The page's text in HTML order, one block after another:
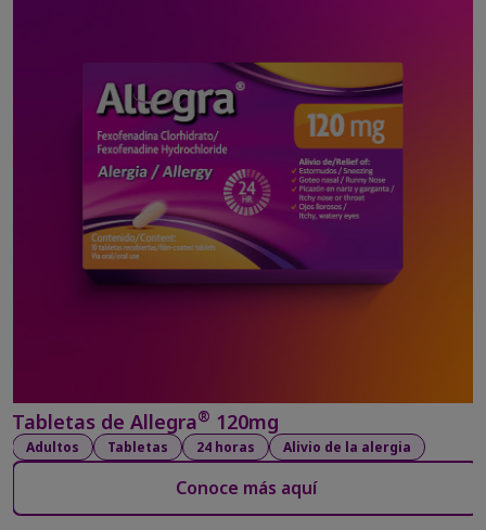
Tabletas de Allegra® 120mg
Adultos Tabletas 24 horas Alivio de la alergia
Conoce más aquí